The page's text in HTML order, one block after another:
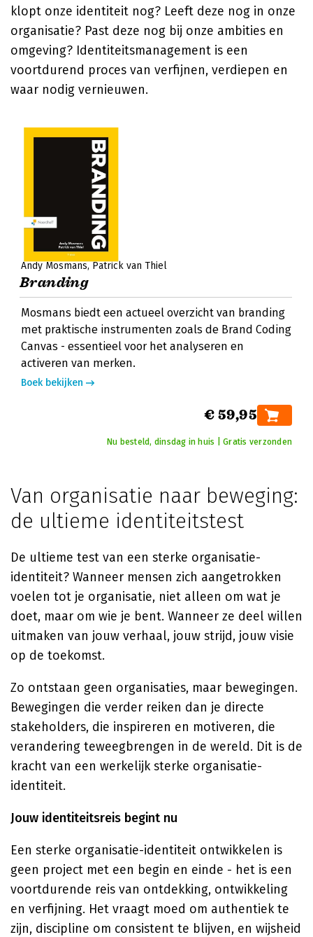
klopt onze identiteit nog? Leeft deze nog in onze
organisatie? Past deze nog bij onze ambities en
omgeving? Identiteitsmanagement is een
voortdurend proces van verfijnen, verdiepen en
waar nodig vernieuwen.
Andy Mosmans Patrick van Thiel
Branding
Mosmans biedt een actueel overzicht van branding
met praktische instrumenten zoals de Brand Coding
Canvas - essentieel voor het analyseren en
activeren van merken.
Boek bekijken
€ 59,95
Nu besteld, dinsdag in huis | Gratis verzonden
Van organisatie naar beweging:
de ultieme identiteitstest
De ultieme test van een sterke organisatie-
identiteit? Wanneer mensen zich aangetrokken
voelen tot je organisatie, niet alleen om wat je
doet, maar om wie je bent. Wanneer ze deel willen
uitmaken van jouw verhaal, jouw strijd, jouw visie
op de toekomst.
Zo ontstaan geen organisaties, maar bewegingen.
Bewegingen die verder reiken dan je directe
stakeholders, die inspireren en motiveren, die
verandering teweegbrengen in de wereld. Dit is de
kracht van een werkelijk sterke organisatie-
identiteit.
Jouw identiteitsreis begint nu
Een sterke organisatie-identiteit ontwikkelen is
geen project met een begin en einde - het is een
voortdurende reis van ontdekking, ontwikkeling
en verfijning. Het vraagt moed om authentiek te
zijn, discipline om consistent te blijven, en wijsheid